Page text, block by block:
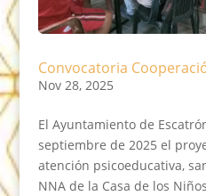
Convocatoria
Nov 28, 2025
El Ayuntamiento de
septiembre de 2025 el
atención psicoeducativa,
NNA de la Casa de los